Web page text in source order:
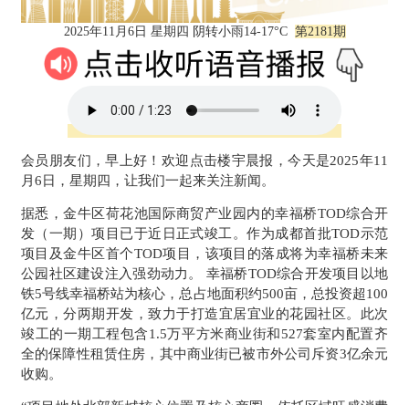
2025年11月6日 星期四 阴转小雨14-17°C 第2181期
会员朋友们，早上好！欢迎点击楼宇晨报，今天是2025年11
月6日，星期四，让我们一起来关注新闻。
据悉，金牛区荷花池国际商贸产业园内的幸福桥TOD综合开
发（一期）项目已于近日正式竣工。作为成都首批TOD示范
项目及金牛区首个TOD项目，该项目的落成将为幸福桥未来
公园社区建设注入强劲动力。 幸福桥TOD综合开发项目以地
铁5号线幸福桥站为核心，总占地面积约500亩，总投资超100
亿元，分两期开发，致力于打造宜居宜业的花园社区。此次
竣工的一期工程包含1.5万平方米商业街和527套室内配置齐
全的保障性租赁住房，其中商业街已被市外公司斥资3亿余元
收购。